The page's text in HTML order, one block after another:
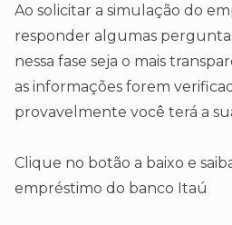
Ao solicitar a simulação do
responder algumas
nessa fase seja o mais
as informações forem
provavelmente você terá a
Clique no botão a baixo e
empréstimo do banco Itaú